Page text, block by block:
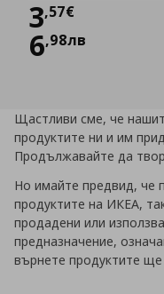
3,57€
Цена
6,98лв
Щастливи сме, че
продуктите ни и им
Продължавайте да
Но имайте предвид, че
продуктите на ИКЕА,
продадени или
предназначение,
върнете продуктите